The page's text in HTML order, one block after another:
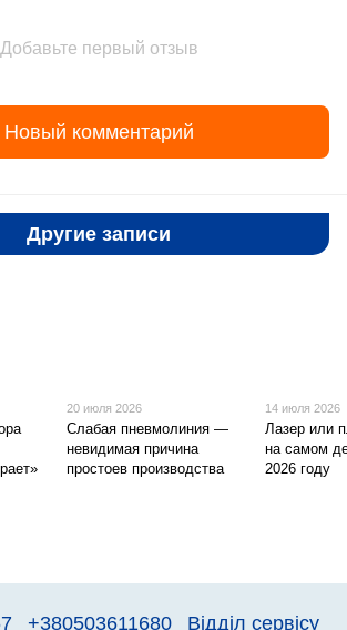
Добавьте первый отзыв
Новый комментарий
Другие записи
20 июля 2026
Слабая пневмолиния —
невидимая причина
простоев производства
14 июля 2026
Лазер или
на самом
2026 году
+380503611680 Відділ сервісу